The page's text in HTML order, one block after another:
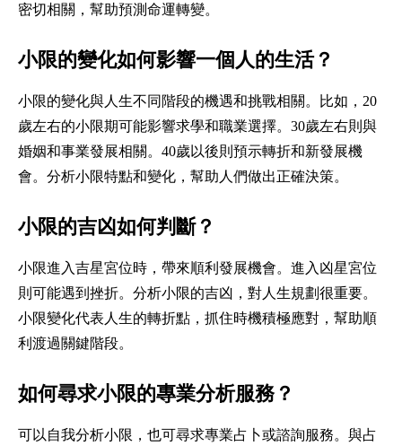
密切相關，幫助預測命運轉變。
小限的變化如何影響一個人的生活？
小限的變化與人生不同階段的機遇和挑戰相關。比如，20
歲左右的小限期可能影響求學和職業選擇。30歲左右則與
婚姻和事業發展相關。40歲以後則預示轉折和新發展機
會。分析小限特點和變化，幫助人們做出正確決策。
小限的吉凶如何判斷？
小限進入吉星宮位時，帶來順利發展機會。進入凶星宮位
則可能遇到挫折。分析小限的吉凶，對人生規劃很重要。
小限變化代表人生的轉折點，抓住時機積極應對，幫助順
利渡過關鍵階段。
如何尋求小限的專業分析服務？
可以自我分析小限，也可尋求專業占卜或諮詢服務。與占